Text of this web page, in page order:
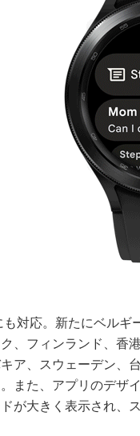
対応。新たにベルギ
、フィンランド、香
ア、スウェーデン、
また、アプリのデザ
が大きく表示され、